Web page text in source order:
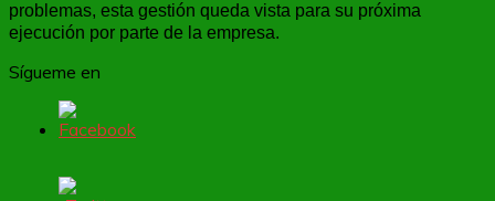
problemas, esta gestión queda vista para su próxima
ejecución por parte de la empresa.
Sígueme en